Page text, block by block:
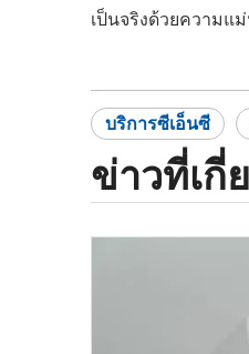
เป็นจริงด้วยความแ
บริการซีเอ็นซี
ข่าวที่เกี่